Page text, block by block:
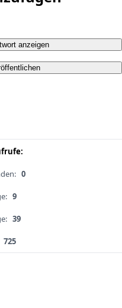
anzeigen
0
9
39
725